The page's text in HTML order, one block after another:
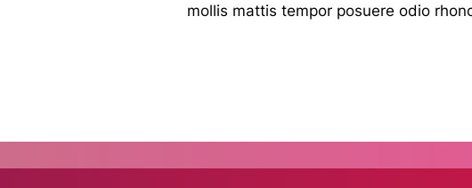
mollis mattis tempor posuere odio